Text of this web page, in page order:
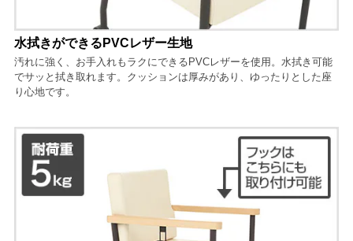
水拭きができるPVCレザー生地
汚れに強く、お手入れもラクにできるPVCレザーを使用。水拭き可能
でサッと拭き取れます。クッションは厚みがあり、ゆったりとした座
り心地です。